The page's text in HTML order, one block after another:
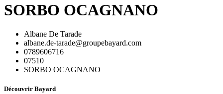
SORBO OCAGNANO
Albane De Tarade
albane.de-tarade@groupebayard.com
0789606716
07510
SORBO OCAGNANO
Découvrir Bayard